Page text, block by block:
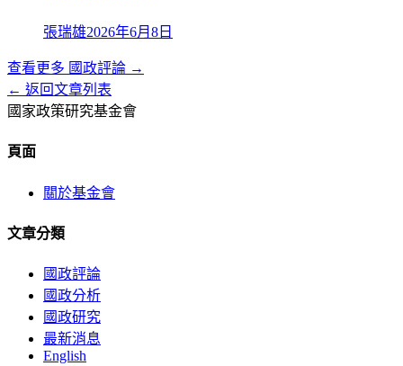
張瑞雄2026年6月8日
查看更多 國政評論 →
← 返回文章列表
國家政策研究基金會
頁面
關於基金會
文章分類
國政評論
國政分析
國政研究
最新消息
English